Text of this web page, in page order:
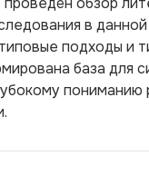
в
подходы и
база для